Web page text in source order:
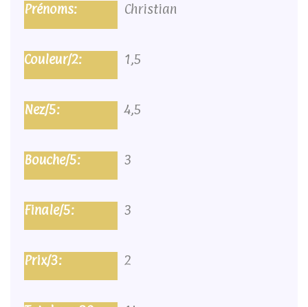
Christian
1,5
4,5
3
3
2